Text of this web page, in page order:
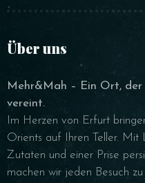
Über uns
Mehr&Mah – Ein Ort,
vereint.
Im Herzen von Erfurt
Orients auf Ihren Teller. Mit
Zutaten und einer Prise
machen wir jeden Besuch